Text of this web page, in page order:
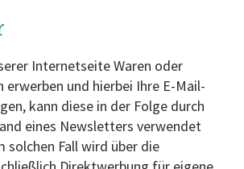
Internetseite Waren oder
erwerben und hierbei Ihre E-Mail-
kann diese in der Folge durch
eines Newsletters verwendet
solchen Fall wird über die